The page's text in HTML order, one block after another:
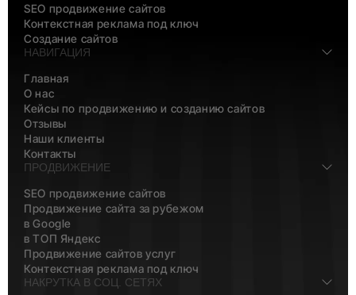
SEO продвижение сайтов
Контекстная реклама под ключ
Создание сайтов
НАВИГАЦИЯ
Главная
О нас
Кейсы по продвижению и созданию сайтов
Отзывы
Наши клиенты
Контакты
ПРОДВИЖЕНИЕ
SEO продвижение сайтов
Продвижение сайта за рубежом
в Google
в ТОП Яндекс
Продвижение сайтов услуг
Контекстная реклама под ключ
НАКРУТКА В СОЦ. СЕТЯХ